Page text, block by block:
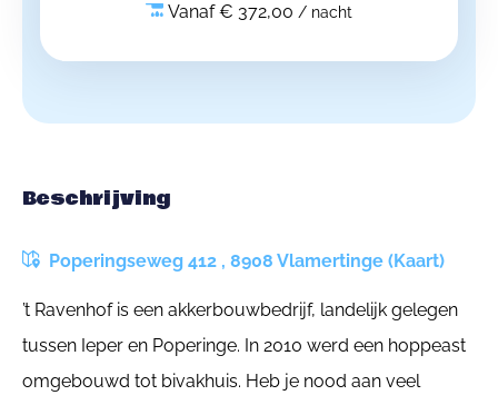
Vanaf € 372,00 / nacht
Beschrijving
Poperingseweg 412 , 8908 Vlamertinge (Kaart)
’t Ravenhof is een akkerbouwbedrijf, landelijk gelegen
tussen Ieper en Poperinge. In 2010 werd een hoppeast
omgebouwd tot bivakhuis. Heb je nood aan veel